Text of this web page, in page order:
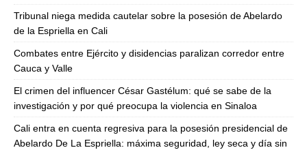
Tribunal niega medida cautelar sobre la posesión de Abelardo
de la Espriella en Cali
Combates entre Ejército y disidencias paralizan corredor entre
Cauca y Valle
El crimen del influencer César Gastélum: qué se sabe de la
investigación y por qué preocupa la violencia en Sinaloa
Cali entra en cuenta regresiva para la posesión presidencial de
Abelardo De La Espriella: máxima seguridad, ley seca y día sin